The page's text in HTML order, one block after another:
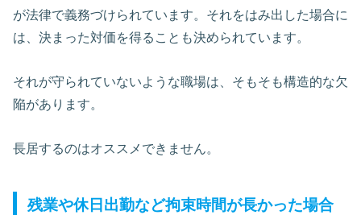
が法律で義務づけられています。それをはみ出した場合に
は、決まった対価を得ることも決められています。
それが守られていないような職場は、そもそも構造的な欠
陥があります。
長居するのはオススメできません。
残業や休日出勤など拘束時間が長かった場合